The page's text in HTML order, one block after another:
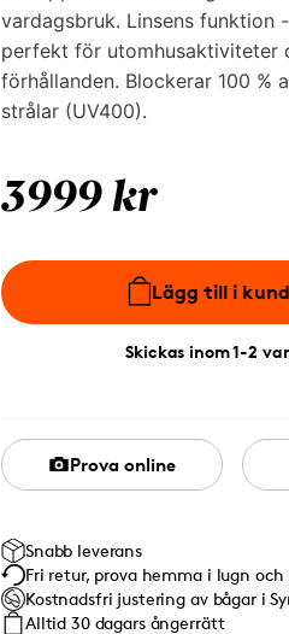
vardagsbruk. Linsens funktion
perfekt för utomhusaktiviteter
förhållanden. Blockerar 100 %
strålar (UV400).
3999 kr
Lägg till i
Skickas inom 1-2
Prova online
Snabb leverans
Fri retur, prova hemma i lugn och
Kostnadsfri justering av bågar i
Alltid 30 dagars ångerrätt